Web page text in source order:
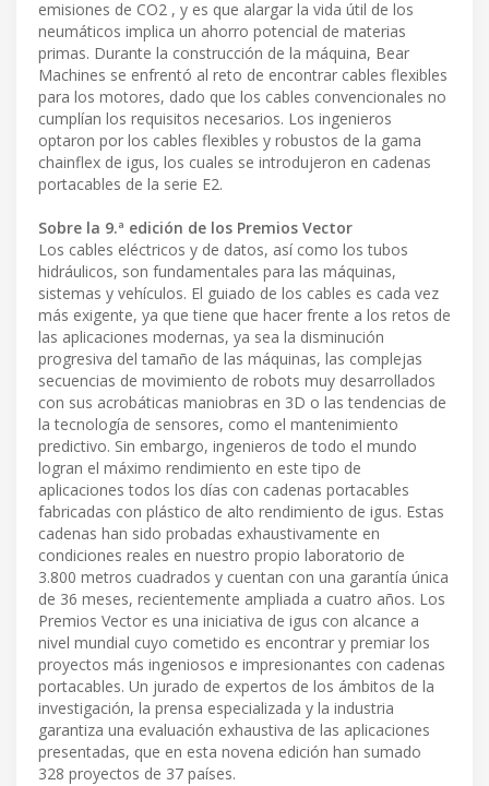
emisiones de CO2 , y es que alargar la vida útil de los
neumáticos implica un ahorro potencial de materias
primas. Durante la construcción de la máquina, Bear
Machines se enfrentó al reto de encontrar cables flexibles
para los motores, dado que los cables convencionales no
cumplían los requisitos necesarios. Los ingenieros
optaron por los cables flexibles y robustos de la gama
chainflex de igus, los cuales se introdujeron en cadenas
portacables de la serie E2.
Sobre la 9.ª edición de los Premios Vector
Los cables eléctricos y de datos, así como los tubos
hidráulicos, son fundamentales para las máquinas,
sistemas y vehículos. El guiado de los cables es cada vez
más exigente, ya que tiene que hacer frente a los retos de
las aplicaciones modernas, ya sea la disminución
progresiva del tamaño de las máquinas, las complejas
secuencias de movimiento de robots muy desarrollados
con sus acrobáticas maniobras en 3D o las tendencias de
la tecnología de sensores, como el mantenimiento
predictivo. Sin embargo, ingenieros de todo el mundo
logran el máximo rendimiento en este tipo de
aplicaciones todos los días con cadenas portacables
fabricadas con plástico de alto rendimiento de igus. Estas
cadenas han sido probadas exhaustivamente en
condiciones reales en nuestro propio laboratorio de
3.800 metros cuadrados y cuentan con una garantía única
de 36 meses, recientemente ampliada a cuatro años. Los
Premios Vector es una iniciativa de igus con alcance a
nivel mundial cuyo cometido es encontrar y premiar los
proyectos más ingeniosos e impresionantes con cadenas
portacables. Un jurado de expertos de los ámbitos de la
investigación, la prensa especializada y la industria
garantiza una evaluación exhaustiva de las aplicaciones
presentadas, que en esta novena edición han sumado
328 proyectos de 37 países.